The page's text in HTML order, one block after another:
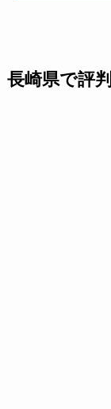
長崎県で評